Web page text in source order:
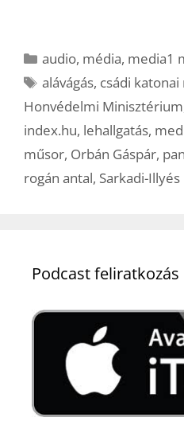
Kategória
audio, média, media1
Címkék
alávágás, csádi katonai
Honvédelmi Minisztérium
index.hu, lehallgatás,
műsor, Orbán Gáspár,
rogán antal, Sarkadi-Illyés
Podcast feliratkozás